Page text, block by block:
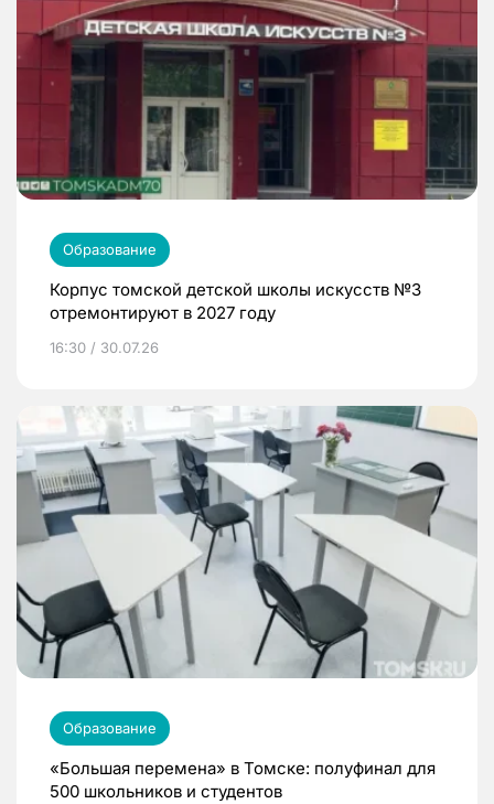
Образование
Корпус томской детской школы искусств №3
отремонтируют в 2027 году
16:30 / 30.07.26
Образование
«Большая перемена» в Томске: полуфинал для
500 школьников и студентов